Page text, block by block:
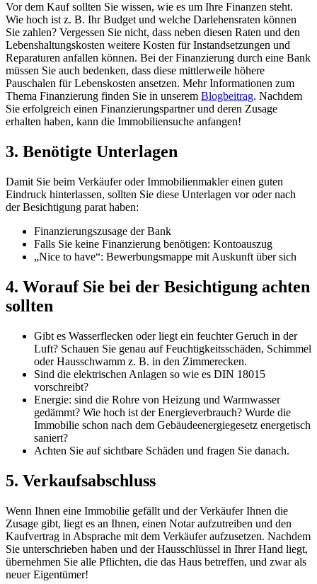
Vor dem Kauf sollten Sie wissen, wie es um Ihre Finanzen steht.
Wie hoch ist z. B. Ihr Budget und welche Darlehensraten können
Sie zahlen? Vergessen Sie nicht, dass neben diesen Raten und den
Lebenshaltungskosten weitere Kosten für Instandsetzungen und
Reparaturen anfallen können. Bei der Finanzierung durch eine Bank
müssen Sie auch bedenken, dass diese mittlerweile höhere
Pauschalen für Lebenskosten ansetzen. Mehr Informationen zum
Thema Finanzierung finden Sie in unserem Blogbeitrag. Nachdem
Sie erfolgreich einen Finanzierungspartner und deren Zusage
erhalten haben, kann die Immobiliensuche anfangen!
3. Benötigte Unterlagen
Damit Sie beim Verkäufer oder Immobilienmakler einen guten
Eindruck hinterlassen, sollten Sie diese Unterlagen vor oder nach
der Besichtigung parat haben:
Finanzierungszusage der Bank
Falls Sie keine Finanzierung benötigen: Kontoauszug
„Nice to have“: Bewerbungsmappe mit Auskunft über sich
4. Worauf Sie bei der Besichtigung achten
sollten
Gibt es Wasserflecken oder liegt ein feuchter Geruch in der
Luft? Schauen Sie genau auf Feuchtigkeitsschäden, Schimmel
oder Hausschwamm z. B. in den Zimmerecken.
Sind die elektrischen Anlagen so wie es DIN 18015
vorschreibt?
Energie: sind die Rohre von Heizung und Warmwasser
gedämmt? Wie hoch ist der Energieverbrauch? Wurde die
Immobilie schon nach dem Gebäudeenergiegesetz energetisch
saniert?
Achten Sie auf sichtbare Schäden und fragen Sie danach.
5. Verkaufsabschluss
Wenn Ihnen eine Immobilie gefällt und der Verkäufer Ihnen die
Zusage gibt, liegt es an Ihnen, einen Notar aufzutreiben und den
Kaufvertrag in Absprache mit dem Verkäufer aufzusetzen. Nachdem
Sie unterschrieben haben und der Hausschlüssel in Ihrer Hand liegt,
übernehmen Sie alle Pflichten, die das Haus betreffen, und zwar als
neuer Eigentümer!